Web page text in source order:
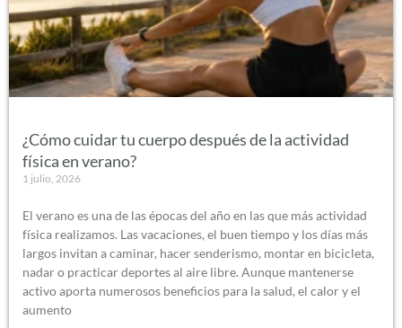
¿Cómo cuidar tu cuerpo después de la actividad
física en verano?
1 julio, 2026
El verano es una de las épocas del año en las que más actividad
física realizamos. Las vacaciones, el buen tiempo y los días más
largos invitan a caminar, hacer senderismo, montar en bicicleta,
nadar o practicar deportes al aire libre. Aunque mantenerse
activo aporta numerosos beneficios para la salud, el calor y el
aumento